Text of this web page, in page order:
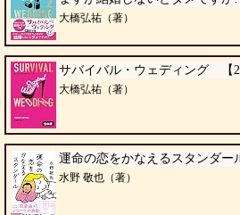
大橋弘祐（著）
サバイバル・ウェディング 【2
大橋弘祐（著）
運命の恋をかなえるスタンダー
水野 敬也（著）